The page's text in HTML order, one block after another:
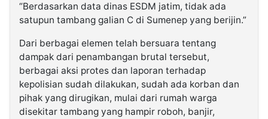
“Berdasarkan data dinas ESDM jatim, tidak ada
satupun tambang galian C di Sumenep yang berijin.”
Dari berbagai elemen telah bersuara tentang
dampak dari penambangan brutal tersebut,
berbagai aksi protes dan laporan terhadap
kepolisian sudah dilakukan, sudah ada korban dan
pihak yang dirugikan, mulai dari rumah warga
disekitar tambang yang hampir roboh, banjir,